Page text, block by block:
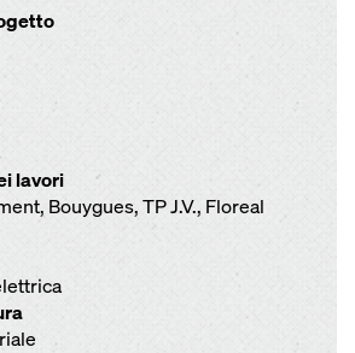
lavori
Bouygues, TP J.V., Floreal